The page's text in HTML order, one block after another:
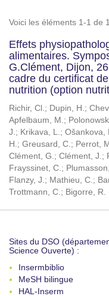
Voici les éléments 1-1 de 1
Effets
alimentaires.
G.Clément, Dijon,
cadre du certificat
nutrition (option
Richir, Cl.; Dupin, H.;
Apfelbaum, M.;
J.; Krikava, L.; Ošankova,
H.; Greusard, C.; Perrot,
Clément, G.; Clément, J.;
Frayssinet, C.;
Flanzy, J.; Mathieu, C.;
Trottmann, C.; Bigorre, R.
Sites du DSO
Science Ouverte) :
Insermbiblio
MeSH bilingue
HAL-Inserm